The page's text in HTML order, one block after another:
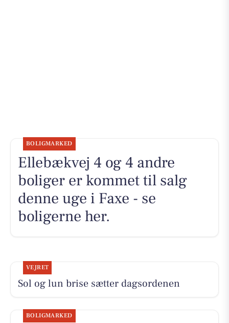
BOLIGMARKED
Ellebækvej 4 og 4 andre
boliger er kommet til salg
denne uge i Faxe - se
boligerne her.
VEJRET
Sol og lun brise sætter dagsordenen
BOLIGMARKED